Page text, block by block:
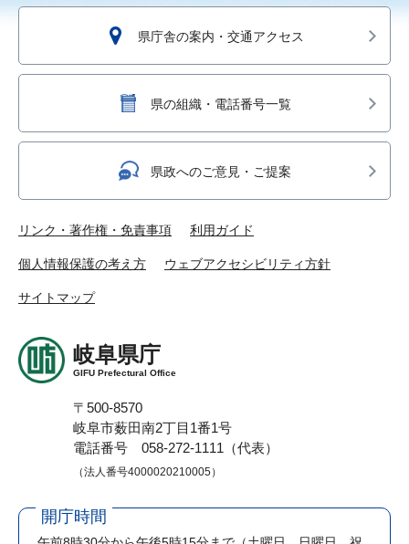
県庁舎の案内・交通アクセス
県の組織・電話番号一覧
県政へのご意見・ご提案
リンク・著作権・免責事項 利用ガイド
個人情報保護の考え方 ウェブアクセシビリティ方針
サイトマップ
岐阜県庁
GIFU Prefectural Office
〒500-8570
岐阜市薮田南2丁目1番1号
電話番号 058-272-1111（代表）
（法人番号4000020210005）
開庁時間